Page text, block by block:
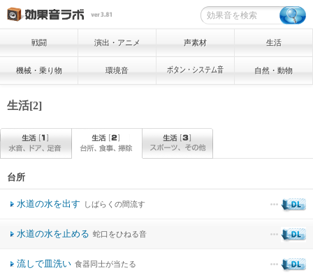
戦闘 演出・アニメ 声素材 生活
機械・乗り物 環境音 ボタン・システム音 自然・動物
生活[2]
台所
水道の水を出す しばらくの間流す
水道の水を止める 蛇口をひねる音
流しで皿洗い 食器同士が当たる